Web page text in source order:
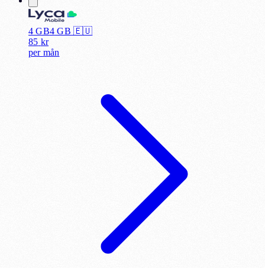
4 GB4 GB 🇪🇺
85 kr
per mån